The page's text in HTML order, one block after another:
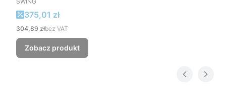
Cena promocyjna
375,01 zł
Cena
304,89 złbez VAT
Zobacz produkt